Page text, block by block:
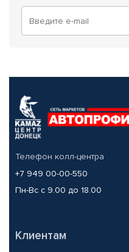
Телефон колл-центра
+7 949 00-00-550
Пн-Вс с 9.00 до 18.00
Клиентам